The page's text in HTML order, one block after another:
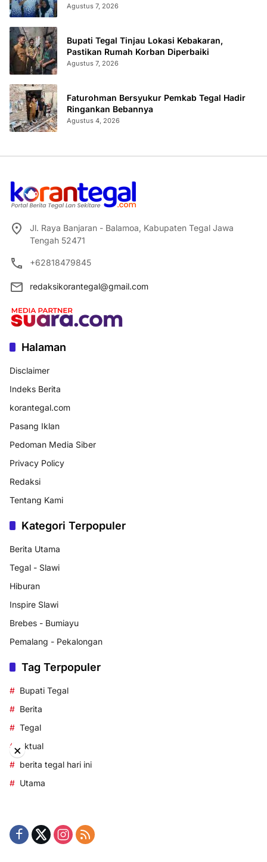
Agustus 7, 2026
Bupati Tegal Tinjau Lokasi Kebakaran,
Pastikan Rumah Korban Diperbaiki
Agustus 7, 2026
Faturohman Bersyukur Pemkab Tegal Hadir
Ringankan Bebannya
Agustus 4, 2026
Jl. Raya Banjaran - Balamoa, Kabupaten Tegal Jawa
Tengah 52471
+62818479845
redaksikorantegal@gmail.com
Halaman
Disclaimer
Indeks Berita
korantegal.com
Pasang Iklan
Pedoman Media Siber
Privacy Policy
Redaksi
Tentang Kami
Kategori Terpopuler
Berita Utama
Tegal - Slawi
Hiburan
Inspire Slawi
Brebes - Bumiayu
Pemalang - Pekalongan
Tag Terpopuler
Bupati Tegal
Berita
Tegal
aktual
berita tegal hari ini
Utama
×